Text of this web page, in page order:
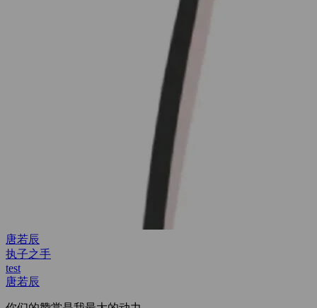
test
test
test
唐若辰
你们的赞赏是我最大的动力